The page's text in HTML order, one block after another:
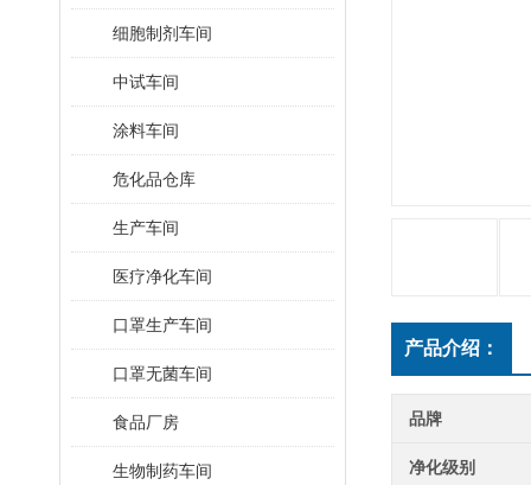
细胞制剂车间
中试车间
涂料车间
危化品仓库
生产车间
医疗净化车间
口罩生产车间
口罩无菌车间
食品厂房
生物制药车间
产品介绍：
品牌
净化级别